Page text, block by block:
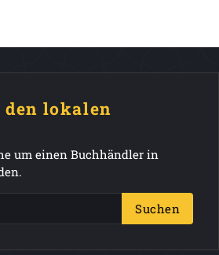
lokalen
um einen Buchhändler in
Suchen